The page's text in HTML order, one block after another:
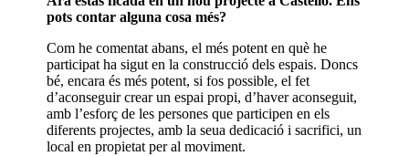
pots contar alguna cosa més?
Com he comentat abans, el més potent en què he
participat ha sigut en la construcció dels espais. Doncs
bé, encara és més potent, si fos possible, el fet
d’aconseguir crear un espai propi, d’haver aconseguit,
amb l’esforç de les persones que participen en els
diferents projectes, amb la seua dedicació i sacrifici, un
local en propietat per al moviment.